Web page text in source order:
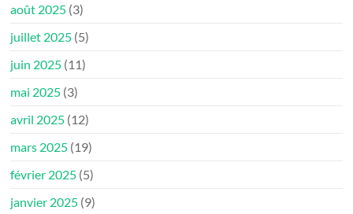
août 2025 (3)
juillet 2025 (5)
juin 2025 (11)
mai 2025 (3)
avril 2025 (12)
mars 2025 (19)
février 2025 (5)
janvier 2025 (9)